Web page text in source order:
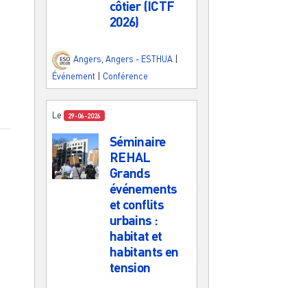
côtier (ICTF
2026)
Angers Angers - ESTHUA
Événement | Conférence
Le 29-06-2026
Séminaire
REHAL
Grands
événements
et conflits
urbains :
habitat et
habitants en
tension